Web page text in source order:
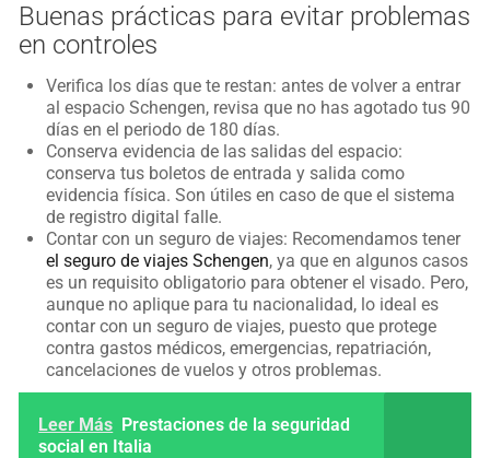
Buenas prácticas para evitar problemas
en controles
Verifica los días que te restan: antes de volver a entrar
al espacio Schengen, revisa que no has agotado tus 90
días en el periodo de 180 días.
Conserva evidencia de las salidas del espacio:
conserva tus boletos de entrada y salida como
evidencia física. Son útiles en caso de que el sistema
de registro digital falle.
Contar con un seguro de viajes: Recomendamos tener
el seguro de viajes Schengen, ya que en algunos casos
es un requisito obligatorio para obtener el visado. Pero,
aunque no aplique para tu nacionalidad, lo ideal es
contar con un seguro de viajes, puesto que protege
contra gastos médicos, emergencias, repatriación,
cancelaciones de vuelos y otros problemas.
Leer Más Prestaciones de la seguridad
social en Italia